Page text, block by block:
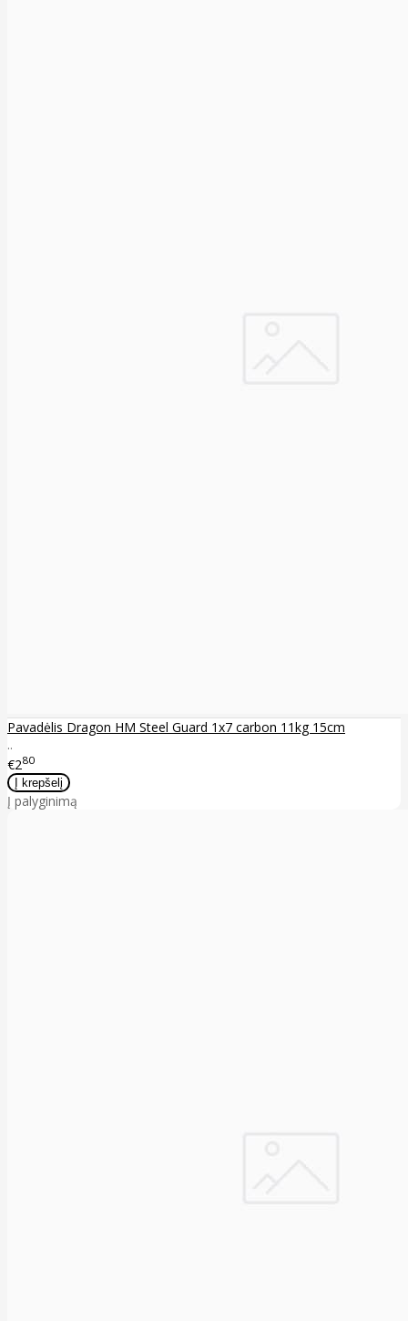
Pavadėlis Dragon HM Steel Guard 1x7 carbon 11kg 15cm
..
€280
Į palyginimą